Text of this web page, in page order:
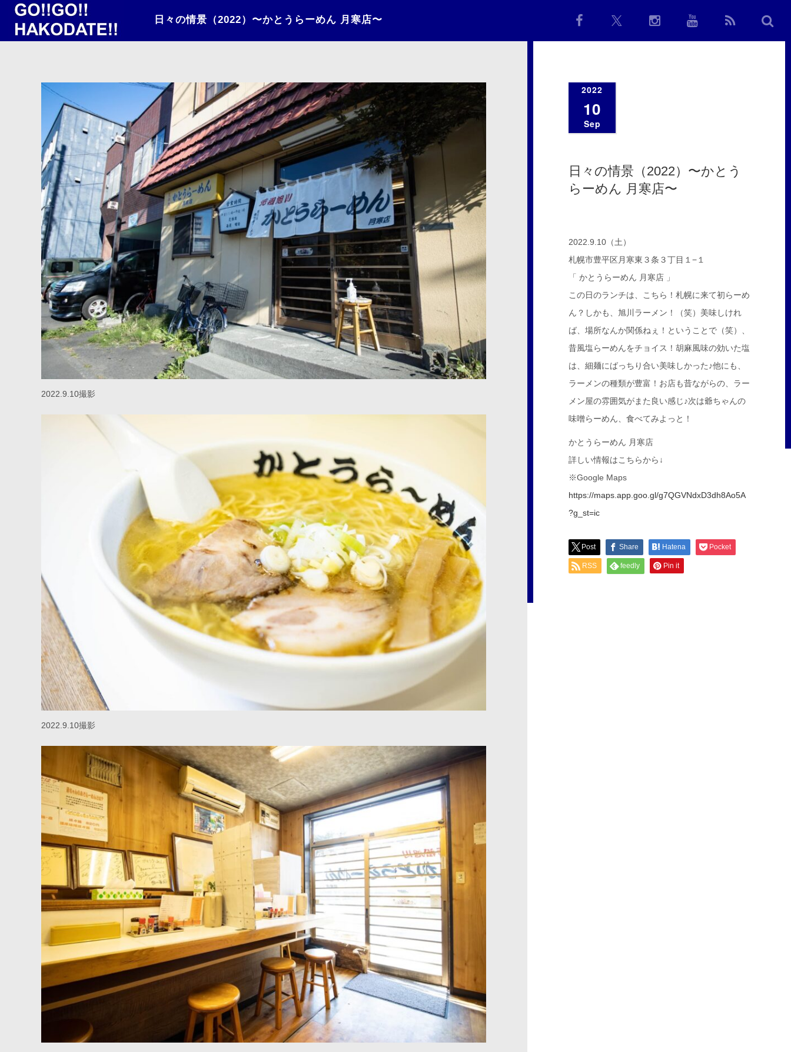
日々の情景（2022）〜かとうらーめん 月寒店〜
2022.9.10撮影
2022.9.10撮影
2022
10
Sep
日々の情景（2022）〜かとう
らーめん 月寒店〜
2022.9.10（土）
札幌市豊平区月寒東３条３丁目１−１
「 かとうらーめん 月寒店 」
この日のランチは、こちら！札幌に来て初らーめ
ん？しかも、旭川ラーメン！（笑）美味しけれ
ば、場所なんか関係ねぇ！ということで（笑）、
昔風塩らーめんをチョイス！胡麻風味の効いた塩
は、細麺にばっちり合い美味しかった♪他にも、
ラーメンの種類が豊富！お店も昔ながらの、ラー
メン屋の雰囲気がまた良い感じ♪次は爺ちゃんの
味噌らーめん、食べてみよっと！
かとうらーめん 月寒店
詳しい情報はこちらから↓
※Google Maps
https://maps.app.goo.gl/g7QGVNdxD3dh8Ao5A
?g_st=ic
Post Share Hatena Pocket
RSS feedly Pin it